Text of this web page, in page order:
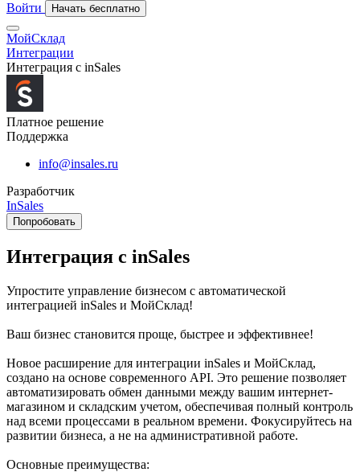
Войти
Начать бесплатно
МойСклад
Интеграции
Интеграция с inSales
Платное решение
Поддержка
info@insales.ru
Разработчик
InSales
Попробовать
Интеграция с inSales
Упростите управление бизнесом с автоматической
интеграцией inSales и МойСклад!
Ваш бизнес становится проще, быстрее и эффективнее!
Новое расширение для интеграции inSales и МойСклад,
создано на основе современного API. Это решение позволяет
автоматизировать обмен данными между вашим интернет-
магазином и складским учетом, обеспечивая полный контроль
над всеми процессами в реальном времени. Фокусируйтесь на
развитии бизнеса, а не на административной работе.
Основные преимущества: